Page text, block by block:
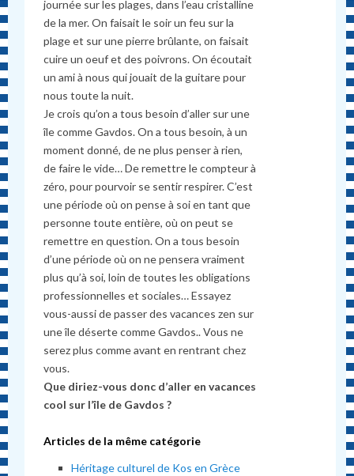
journée sur les plages, dans l’eau cristalline
de la mer. On faisait le soir un feu sur la
plage et sur une pierre brûlante, on faisait
cuire un oeuf et des poivrons. On écoutait
un ami à nous qui jouait de la guitare pour
nous toute la nuit.
Je crois qu’on a tous besoin d’aller sur une
île comme Gavdos. On a tous besoin, à un
moment donné, de ne plus penser à rien,
de faire le vide… De remettre le compteur à
zéro, pour pourvoir se sentir respirer. C’est
une période où on pense à soi en tant que
personne toute entière, où on peut se
remettre en question. On a tous besoin
d’une période où on ne pensera vraiment
plus qu’à soi, loin de toutes les obligations
professionnelles et sociales… Essayez
vous-aussi de passer des vacances zen sur
une île déserte comme Gavdos.. Vous ne
serez plus comme avant en rentrant chez
vous.
Que diriez-vous donc d’aller en vacances
cool sur l’île de Gavdos ?
Articles de la même catégorie
Héritage culturel de Kos en Grèce